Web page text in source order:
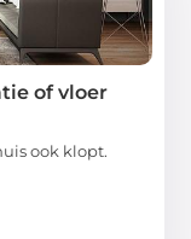
of vloer
ook klopt.